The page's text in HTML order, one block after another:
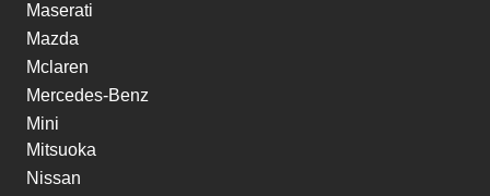
Maserati
Mazda
Mclaren
Mercedes-Benz
Mini
Mitsuoka
Nissan